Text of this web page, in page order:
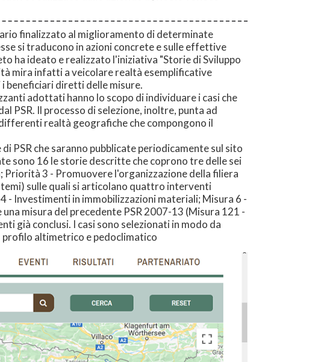
finalizzato al miglioramento di determinate
si traducono in azioni concrete e sulle effettive
ha ideato e realizzato l'iniziativa "Storie di Sviluppo
mira infatti a veicolare realtà esemplificative
beneficiari diretti delle misure.
adottati hanno lo scopo di individuare i casi che
PSR. Il processo di selezione, inoltre, punta ad
realtà geografiche che compongono il
PSR che saranno pubblicate periodicamente sul sito
sono 16 le storie descritte che coprono tre delle sei
3 - Promuovere l'organizzazione della filiera
sulle quali si articolano quattro interventi
Investimenti in immobilizzazioni materiali; Misura 6 -
misura del precedente PSR 2007-13 (Misura 121 -
già conclusi. I casi sono selezionati in modo da
altimetrico e pedoclimatico